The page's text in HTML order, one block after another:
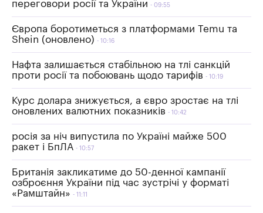
переговори росії та України
09:55
Європа боротиметься з платформами Temu та
Shein (оновлено)
10:16
Нафта залишається стабільною на тлі санкцій
проти росії та побоювань щодо тарифів
10:19
Курс долара знижується, а євро зростає на тлі
оновлених валютних показників
10:42
росія за ніч випустила по Україні майже 500
ракет і БпЛА
10:57
Британія закликатиме до 50-денної кампанії
озброєння України під час зустрічі у форматі
«Рамштайн»
11:11